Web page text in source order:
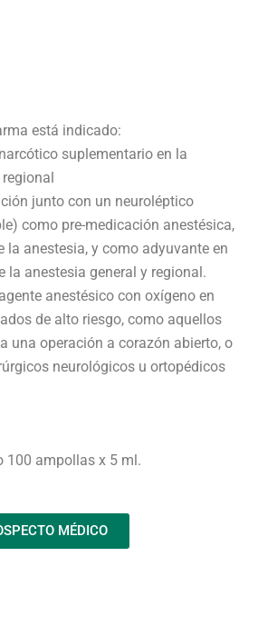
está indicado:
suplementario en la
junto con un neuroléptico
como pre-medicación anestésica,
la anestesia, y como adyuvante en
la anestesia general y regional.
anestésico con oxígeno en
de alto riesgo, como aquellos
una operación a corazón abierto, o
neurológicos u ortopédicos
100 ampollas x 5 ml.
MÉDICO